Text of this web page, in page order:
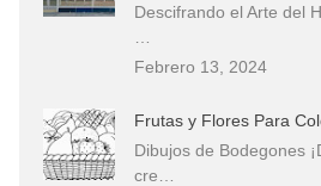
Descifrando el Arte del
Febrero 13, 2024
Frutas y Flores Para
Dibujos de Bodegones
cre…